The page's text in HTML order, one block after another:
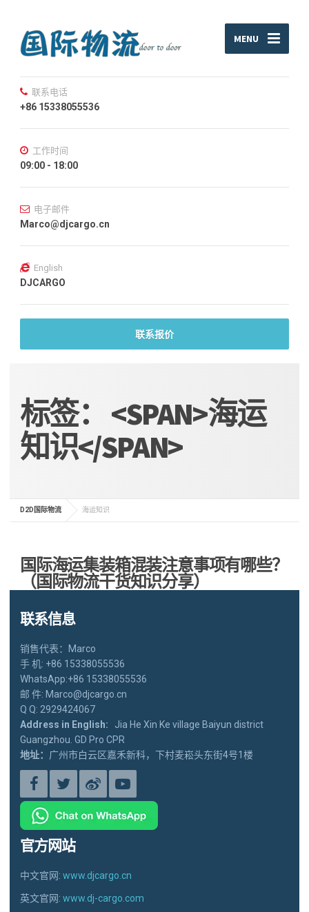
MENU
联系电话
+86 15338055536
工作时间
09:00 - 18:00
电子邮件
Marco@djcargo.cn
English
DJCARGO
联系报价
标签： <SPAN>海运
知识</SPAN>
D2D国际物流 海运知识
国际海运集装箱混装注意事项有哪些？
（国际物流干货知识分享）
联系信息
销售代表：Marco
手 机: +86 15338055536
WhatsApp:+86 15338055536
邮 件: Marco@djcargo.cn
Q Q: 2929424067
Address in English: Jia He Xin Ke village Baiyun district
Guangzhou. GD Pro CPR
地址： 广州市白云区嘉禾新科，下村麦崧头东街4号1楼
官方网站
中文官网: www.djcargo.cn
英文官网: www.dj-cargo.com